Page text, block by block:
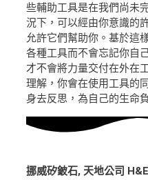
些輔助工具是在我們尚未
況下，可以經由你意識的
允許它們幫助你。基於這
各種工具而不會忘記你自
才不會將力量交付在外在
理解，你會在使用工具的
身去反思，為自己的生命
挪威矽鈹石, 天地公司 H&E